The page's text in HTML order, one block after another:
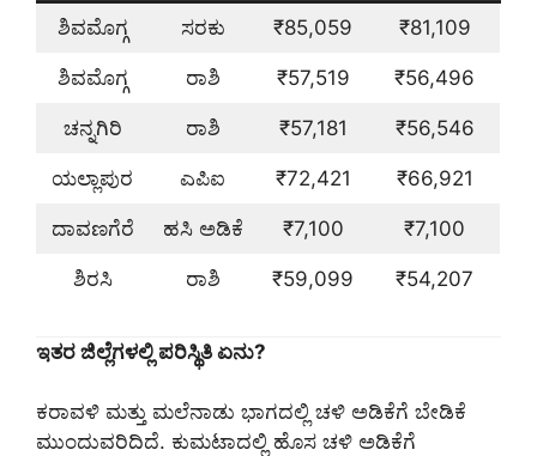
ಶಿವಮೊಗ್ಗ ಸರಕು ₹85,059 ₹81,109
ಶಿವಮೊಗ್ಗ ರಾಶಿ ₹57,519 ₹56,496
ಚನ್ನಗಿರಿ ರಾಶಿ ₹57,181 ₹56,546
ಯಲ್ಲಾಪುರ ಎಪಿಐ ₹72,421 ₹66,921
ದಾವಣಗೆರೆ ಹಸಿ ಅಡಿಕೆ ₹7,100 ₹7,100
ಶಿರಸಿ ರಾಶಿ ₹59,099 ₹54,207
ಇತರ ಜಿಲ್ಲೆಗಳಲ್ಲಿ ಪರಿಸ್ಥಿತಿ ಏನು?
ಕರಾವಳಿ ಮತ್ತು ಮಲೆನಾಡು ಭಾಗದಲ್ಲಿ ಚಳಿ ಅಡಿಕೆಗೆ ಬೇಡಿಕೆ
ಮುಂದುವರಿದಿದೆ. ಕುಮಟಾದಲ್ಲಿ ಹೊಸ ಚಳಿ ಅಡಿಕೆಗೆ